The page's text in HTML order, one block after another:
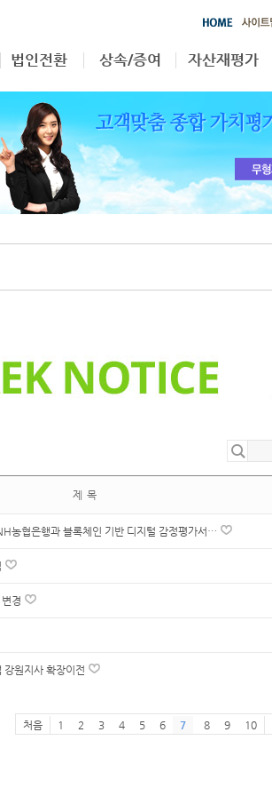
법인전환
부동산
무형자산
상속/증여
상속/증여
자산재평가
자산재평가
제 목
농협은행과 블록체인 기반 디지털 감정평가서…
경
강원지사 확장이전
처음 1 2 3 4 5 6 7 8 9 10